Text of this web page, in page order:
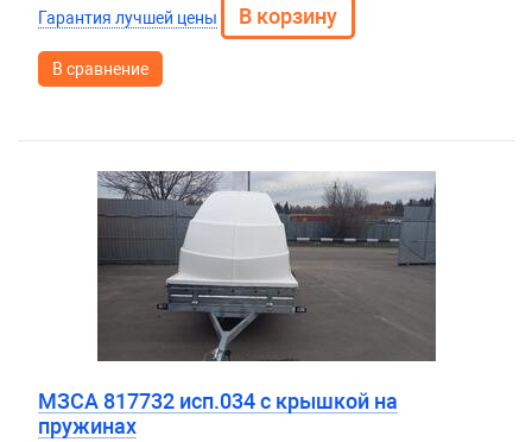
Гарантия лучшей цены
В сравнение
МЗСА 817732 исп.034 с крышкой на
пружинах